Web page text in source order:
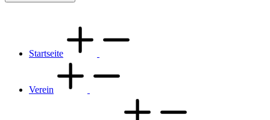
Startseite
Verein